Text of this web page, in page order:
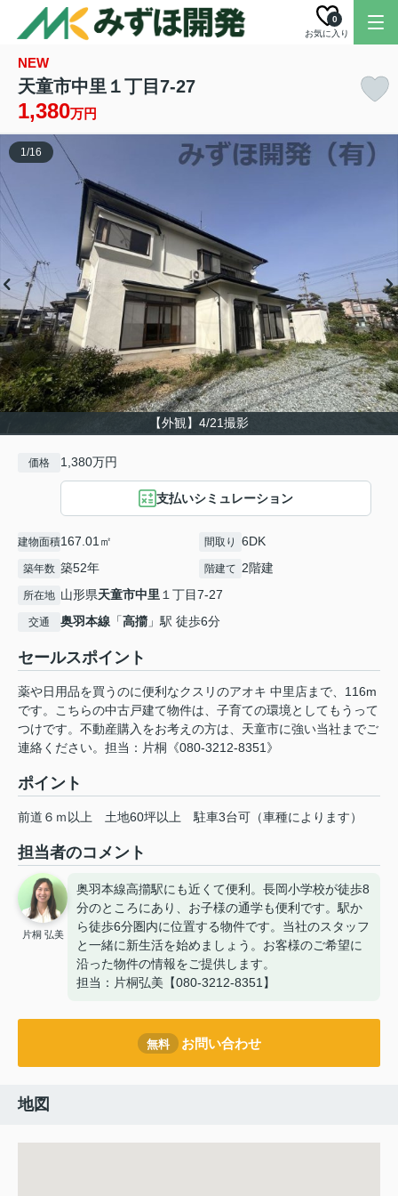
お気に入り
0
NEW
天童市中里１丁目7-27
1,380万円
【外観】4/21撮影
1/16
価格 1,380万円
支払いシミュレーション
建物面積167.01㎡ 間取り 6DK
築年数 築52年 階建て 2階建
所在地 山形県天童市中里１丁目7-27
交通 奥羽本線 「高擶 」駅 徒歩6分
セールスポイント
薬や日用品を買うのに便利なクスリのアオキ 中里店まで、116m
です。こちらの中古戸建て物件は、子育ての環境としてもうって
つけです。不動産購入をお考えの方は、天童市に強い当社までご
連絡ください。担当：片桐《080-3212-8351》
ポイント
前道６ｍ以上 土地60坪以上 駐車3台可（車種によります）
担当者のコメント
片桐 弘美
奥羽本線高擶駅にも近くて便利。長岡小学校が徒歩8
分のところにあり、お子様の通学も便利です。駅か
ら徒歩6分圏内に位置する物件です。当社のスタッフ
と一緒に新生活を始めましょう。お客様のご希望に
沿った物件の情報をご提供します。
担当：片桐弘美【080-3212-8351】
無料 お問い合わせ
地図